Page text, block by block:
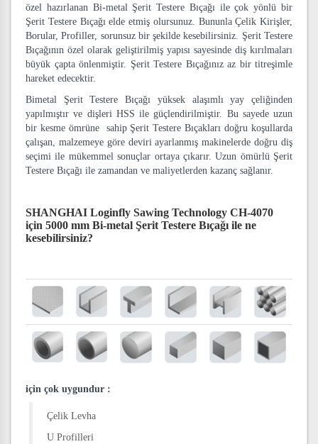
özel hazırlanan Bi-metal Şerit Testere Bıçağı ile çok yönlü bir
Şerit Testere Bıçağı elde etmiş olursunuz. Bununla Çelik Kirişler,
Borular, Profiller, sorunsuz bir şekilde kesebilirsiniz. Şerit Testere
Bıçağının özel olarak geliştirilmiş yapısı sayesinde diş kırılmaları
büyük çapta önlenmiştir. Şerit Testere Bıçağınız az bir titreşimle
hareket edecektir.
Bimetal Şerit Testere Bıçağı yüksek alaşımlı yay çeliğinden
yapılmıştır ve dişleri HSS ile güçlendirilmiştir. Bu sayede uzun
bir kesme ömrüne sahip Şerit Testere Bıçakları doğru koşullarda
çalışan, malzemeye göre deviri ayarlanmış makinelerde doğru diş
seçimi ile mükemmel sonuçlar ortaya çıkarır. Uzun ömürlü Şerit
Testere Bıçağı ile zamandan ve maliyetlerden kazanç sağlanır.
SHANGHAI Loginfly Sawing Technology CH-4070
için 5000 mm Bi-metal Şerit Testere Bıçağı ile ne
kesebilirsiniz?
için çok uygundur :
Çelik Levha
U Profilleri